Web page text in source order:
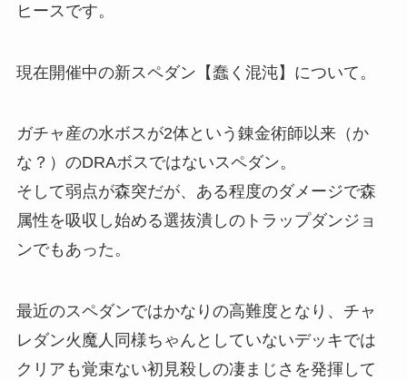
ヒースです。
現在開催中の新スペダン【蠢く混沌】について。
ガチャ産の水ボスが2体という錬金術師以来（か
な？）のDRAボスではないスペダン。
そして弱点が森突だが、ある程度のダメージで森
属性を吸収し始める選抜潰しのトラップダンジョ
ンでもあった。
最近のスペダンではかなりの高難度となり、チャ
レダン火魔人同様ちゃんとしていないデッキでは
クリアも覚束ない初見殺しの凄まじさを発揮して